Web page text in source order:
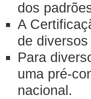
dos
A
de
Para
uma pré-
nacional.